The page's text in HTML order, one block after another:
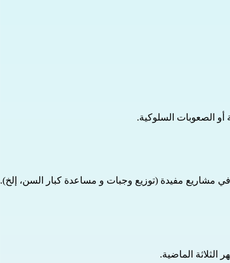
أو الصعوبات السلوكية.
مشاريع مفيدة (توزيع وجبات و مساعدة كبار السن، إلخ).